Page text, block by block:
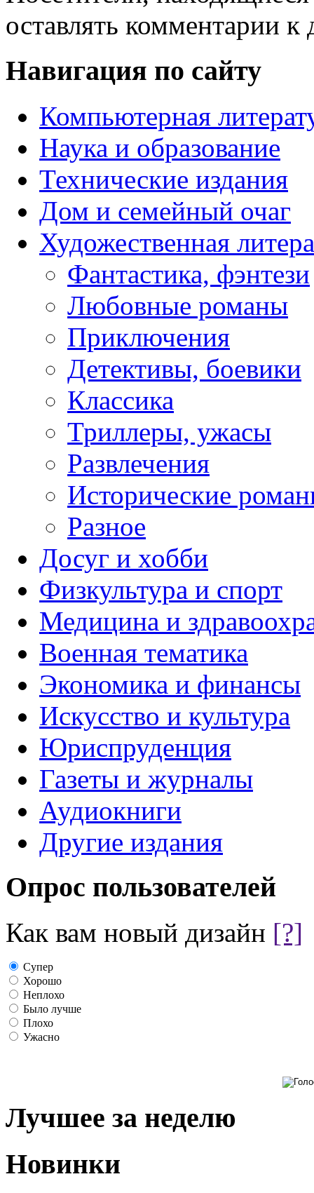
оставлять комментарии к
Навигация по сайту
Компьютерная
Наука и образование
Технические издания
Дом и семейный очаг
Художественная
Фантастика, фэнтези
Любовные романы
Приключения
Детективы, боевики
Классика
Триллеры, ужасы
Развлечения
Исторические
Разное
Досуг и хобби
Физкультура и спорт
Медицина и
Военная тематика
Экономика и финансы
Искусство и культура
Юриспруденция
Газеты и журналы
Аудиокниги
Другие издания
Опрос пользователей
Как вам новый дизайн [?]
Супер
Хорошо
Неплохо
Было лучше
Плохо
Ужасно
Лучшее за неделю
Новинки